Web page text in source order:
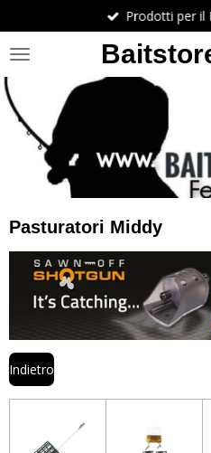
al
contenuto
Prodotti per il
Pasturatori Middy
Indietro